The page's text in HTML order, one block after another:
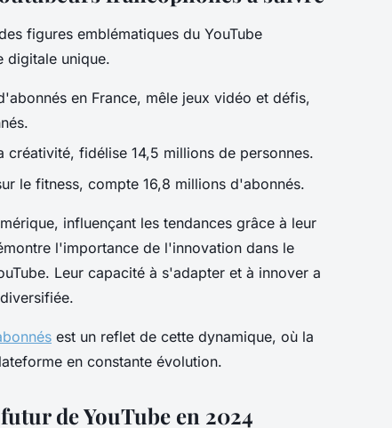
figures emblématiques du YouTube
digitale unique.
en France, mêle jeux vidéo et défis,
fidélise 14,5 millions de personnes.
le fitness, compte 16,8 millions d'abonnés.
influençant les tendances grâce à leur
l'importance de l'innovation dans le
Leur capacité à s'adapter et à innover a
est un reflet de cette dynamique, où la
en constante évolution.
de YouTube en 2024